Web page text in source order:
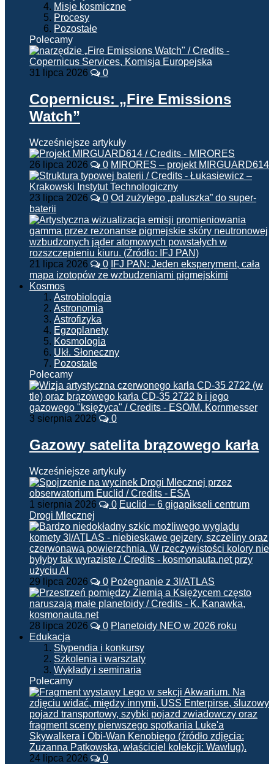
Misje kosmiczne
Procesy
Pozostałe
Polecamy
31 lipca 2026 0
Copernicus: „Fire Emissions
Watch”
Wcześniejsze artykuły
26 lipca 2026 0 MIRORES – projekt MIRGUARD614
23 lipca 2026 0 Od zużytego „paluszka” do super-
baterii
21 lipca 2026 0 IFJ PAN: Jeden eksperyment, cała
mapa izotopów ze wzbudzeniami pigmejskimi
Kosmos
Astrobiologia
Astronomia
Astrofizyka
Egzoplanety
Kosmologia
Ukł. Słoneczny
Pozostałe
Polecamy
3 sierpnia 2026 0
Gazowy satelita brązowego karła
Wcześniejsze artykuły
1 sierpnia 2026 0 Euclid – 6 gigapikseli centrum
Drogi Mlecznej
29 lipca 2026 0 Pożegnanie z 3I/ATLAS
28 lipca 2026 0 Planetoidy NEO w 2026 roku
Edukacja
Stypendia i konkursy
Szkolenia i warsztaty
Wykłady i seminaria
Polecamy
24 lipca 2026 0